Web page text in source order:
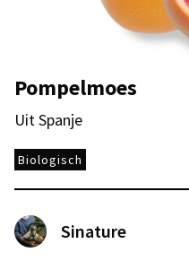
Pompelmoes
Uit Spanje
Biologisch
Sinature